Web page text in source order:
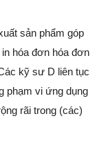
sản phẩm góp
hóa đơn hóa đơn
kỹ sư D liên tục
phạm vi ứng dụng
rãi trong (các)